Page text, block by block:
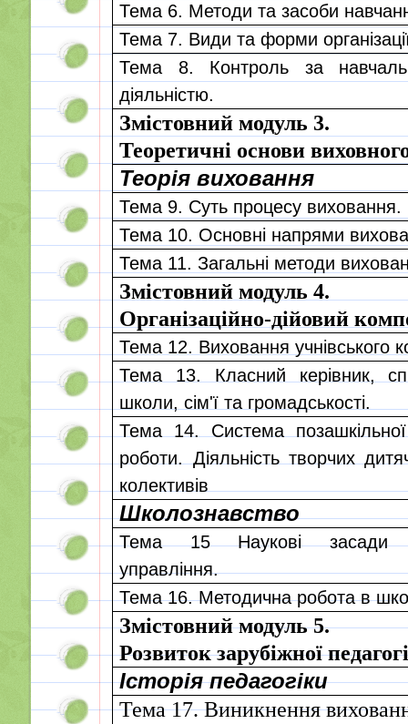
Тема 6. Методи та засоби
Тема 7. Види та форми
Тема 8. Контроль за
діяльністю.
Змістовний модуль 3.
Теоретичні основи
Теорія виховання
Тема 9. Суть процесу виховання.
Тема 10. Основні напрями
Тема 11. Загальні методи
Змістовний модуль 4.
Організаційно-дійовий
Тема 12. Виховання учнівського
Тема 13. Класний керівник,
школи, сім'ї та громадськості.
Тема 14. Система
роботи. Діяльність творчих
колективів
Школознавство
Тема 15 Наукові засади
управління.
Тема 16. Методична робота в
Змістовний модуль 5.
Розвиток зарубіжної
Історія педагогіки
Тема 17. Виникнення